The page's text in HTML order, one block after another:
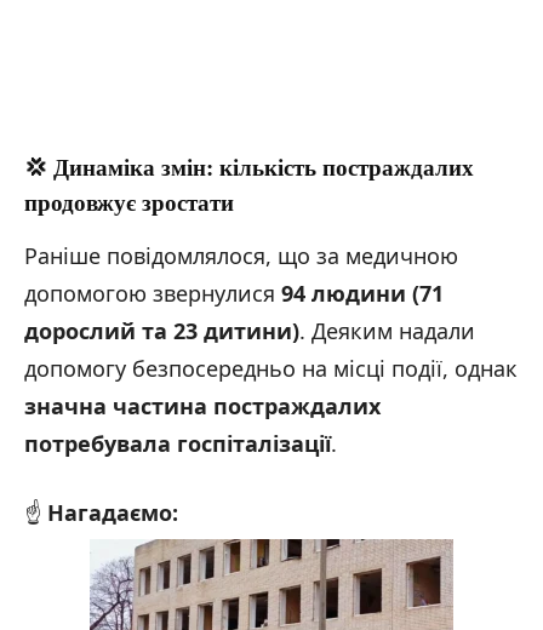
💢 Динаміка змін: кількість постраждалих
продовжує зростати
Раніше повідомлялося, що за медичною
допомогою звернулися 94 людини (71
дорослий та 23 дитини). Деяким надали
допомогу безпосередньо на місці події, однак
значна частина постраждалих
потребувала госпіталізації.
☝️ Нагадаємо: